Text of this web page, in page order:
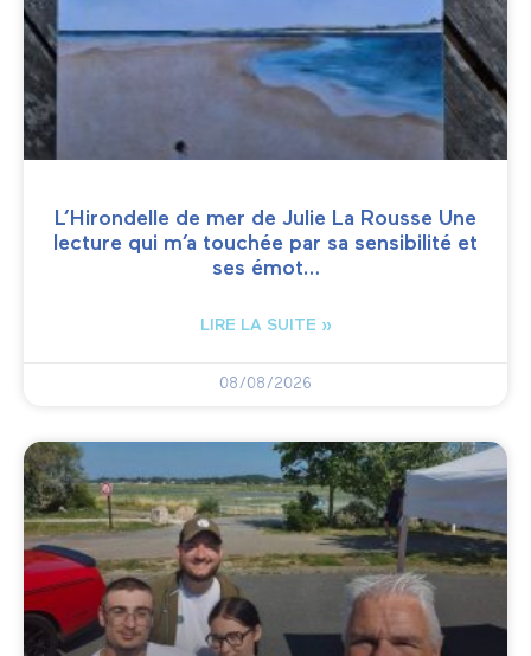
L’Hirondelle de mer de Julie La Rousse Une
lecture qui m’a touchée par sa sensibilité et
ses émot…
LIRE LA SUITE »
08/08/2026